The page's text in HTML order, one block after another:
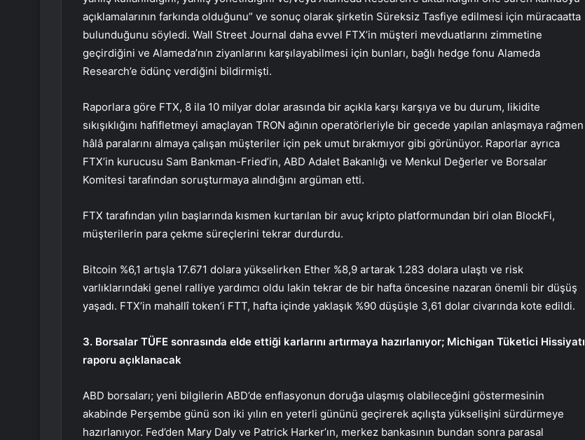
açıklamalarının farkında olduğunu” ve sonuç olarak şirketin Süreksiz Tasfiye edilmesi için müracaatta
bulunduğunu söyledi. Wall Street Journal daha evvel FTX’in müşteri mevduatlarını zimmetine
geçirdiğini ve Alameda’nın ziyanlarını karşılayabilmesi için bunları, bağlı hedge fonu Alameda
Research’e ödünç verdiğini bildirmişti.
Raporlara göre FTX, 8 ila 10 milyar dolar arasında bir açıkla karşı karşıya ve bu durum, likidite
sıkışıklığını hafifletmeyi amaçlayan TRON ağının operatörleriyle bir gecede yapılan anlaşmaya rağmen
hâlâ paralarını almaya çalışan müşteriler için pek umut bırakmıyor gibi görünüyor. Raporlar ayrıca
FTX’in kurucusu Sam Bankman-Fried’in, ABD Adalet Bakanlığı ve Menkul Değerler ve Borsalar
Komitesi tarafından soruşturmaya alındığını argüman etti.
FTX tarafından yılın başlarında kısmen kurtarılan bir avuç kripto platformundan biri olan BlockFi,
müşterilerin para çekme süreçlerini tekrar durdurdu.
Bitcoin %6,1 artışla 17.671 dolara yükselirken Ether %8,9 artarak 1.283 dolara ulaştı ve risk
varlıklarındaki genel ralliye yardımcı oldu lakin tekrar de bir hafta öncesine nazaran önemli bir düşüş
yaşadı. FTX’in mahallî token’i FTT, hafta içinde yaklaşık %90 düşüşle 3,61 dolar civarında kote edildi.
3. Borsalar TÜFE sonrasında elde ettiği karlarını artırmaya hazırlanıyor; Michigan Tüketici Hissiyatı
raporu açıklanacak
ABD borsaları; yeni bilgilerin ABD’de enflasyonun doruğa ulaşmış olabileceğini göstermesinin
akabinde Perşembe günü son iki yılın en yeterli gününü geçirerek açılışta yükselişini sürdürmeye
hazırlanıyor. Fed’den Mary Daly ve Patrick Harker’ın, merkez bankasının bundan sonra parasal